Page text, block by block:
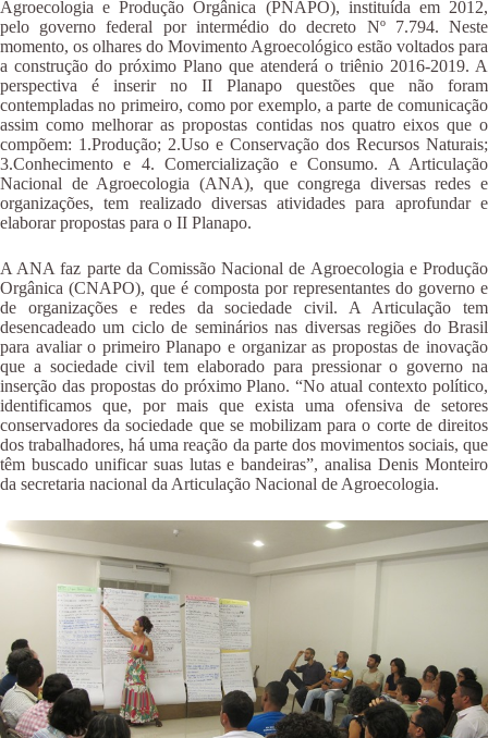
Agroecologia e Produção Orgânica (PNAPO), instituída em 2012,
pelo governo federal por intermédio do decreto Nº 7.794. Neste
momento, os olhares do Movimento Agroecológico estão voltados para
a construção do próximo Plano que atenderá o triênio 2016-2019. A
perspectiva é inserir no II Planapo questões que não foram
contempladas no primeiro, como por exemplo, a parte de comunicação
assim como melhorar as propostas contidas nos quatro eixos que o
compõem: 1.Produção; 2.Uso e Conservação dos Recursos Naturais;
3.Conhecimento e 4. Comercialização e Consumo. A Articulação
Nacional de Agroecologia (ANA), que congrega diversas redes e
organizações, tem realizado diversas atividades para aprofundar e
elaborar propostas para o II Planapo.
A ANA faz parte da Comissão Nacional de Agroecologia e Produção
Orgânica (CNAPO), que é composta por representantes do governo e
de organizações e redes da sociedade civil. A Articulação tem
desencadeado um ciclo de seminários nas diversas regiões do Brasil
para avaliar o primeiro Planapo e organizar as propostas de inovação
que a sociedade civil tem elaborado para pressionar o governo na
inserção das propostas do próximo Plano. “No atual contexto político,
identificamos que, por mais que exista uma ofensiva de setores
conservadores da sociedade que se mobilizam para o corte de direitos
dos trabalhadores, há uma reação da parte dos movimentos sociais, que
têm buscado unificar suas lutas e bandeiras”, analisa Denis Monteiro
da secretaria nacional da Articulação Nacional de Agroecologia.